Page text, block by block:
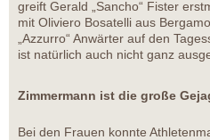
greift Gerald „Sancho“ Fister
mit Oliviero Bosatelli aus
„Azzurro“ Anwärter auf den
ist natürlich auch nicht ganz
Zimmermann ist die große
Bei den Frauen konnte